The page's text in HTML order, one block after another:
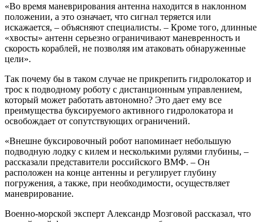
«Во время маневрирования антенна находится в наклонном
положении, а это означает, что сигнал теряется или
искажается, – объясняют специалисты. – Кроме того, длинные
«хвосты» антенн серьезно ограничивают маневренность и
скорость кораблей, не позволяя им атаковать обнаруженные
цели».
Так почему бы в таком случае не прикрепить гидролокатор и
трос к подводному роботу с дистанционным управлением,
который может работать автономно? Это дает ему все
преимущества буксируемого активного гидролокатора и
освобождает от сопутствующих ограничений.
«Внешне буксировочный робот напоминает небольшую
подводную лодку с килем и несколькими рулями глубины, –
рассказали представители российского ВМФ. – Он
расположен на конце антенны и регулирует глубину
погружения, а также, при необходимости, осуществляет
маневрирование.
Военно-морской эксперт Александр Мозговой рассказал, что